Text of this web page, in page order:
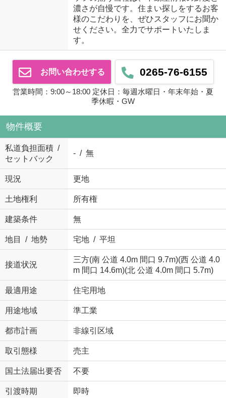
濃さが自慢です。住まい探しをするお客
様のこだわりを、ぜひスタッフにお聞か
せください。全力でサポートいたしま
す。
お問い合わせする 0265-76-6155
営業時間：9:00～18:00 定休日：毎週水曜日・年末年始・夏
季休暇・GW
物件概要
私道負担面積 /
セットバック
- / 無
現況 更地
土地権利 所有権
建築条件 無
地目 / 地勢 宅地 / 平坦
接道状況
三方(南 公道 4.0m 間口 9.7m)(西 公道 4.0
m 間口 14.6m)(北 公道 4.0m 間口 5.7m)
最適用途 住宅用地
用途地域 準工業
都市計画 非線引区域
取引態様 売主
国土法届出要否 不要
引渡時期 即時